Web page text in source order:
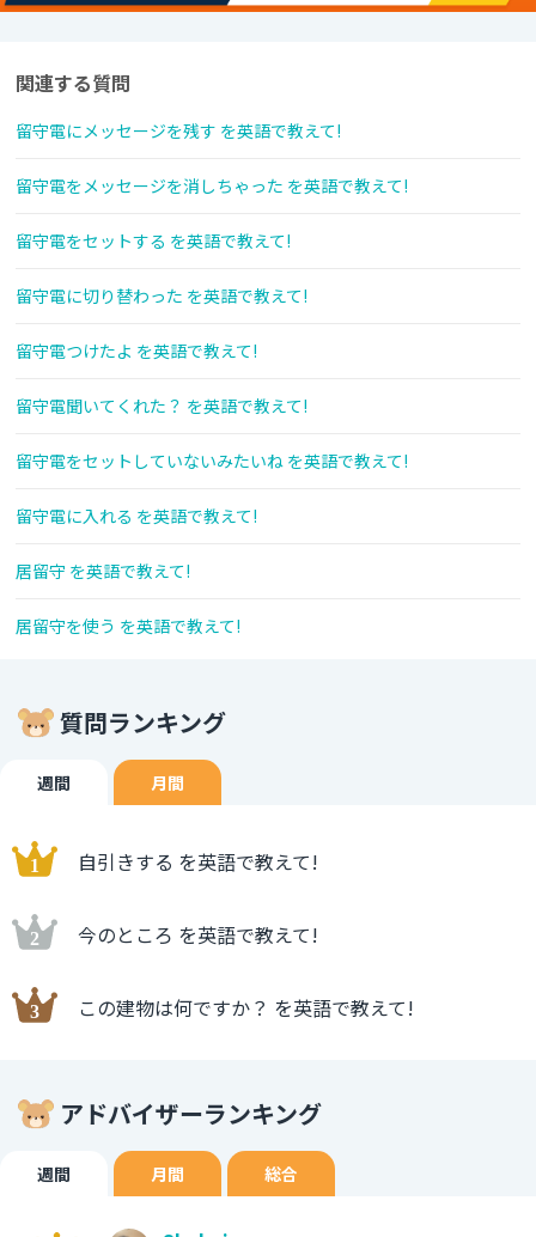
関連する質問
留守電にメッセージを残す を英語で教えて!
留守電をメッセージを消しちゃった を英語で教えて!
留守電をセットする を英語で教えて!
留守電に切り替わった を英語で教えて!
留守電つけたよ を英語で教えて!
留守電聞いてくれた？ を英語で教えて!
留守電をセットしていないみたいね を英語で教えて!
留守電に入れる を英語で教えて!
居留守 を英語で教えて!
居留守を使う を英語で教えて!
質問ランキング
週間 月間
自引きする を英語で教えて!
今のところ を英語で教えて!
この建物は何ですか？ を英語で教えて!
アドバイザーランキング
週間 月間 総合